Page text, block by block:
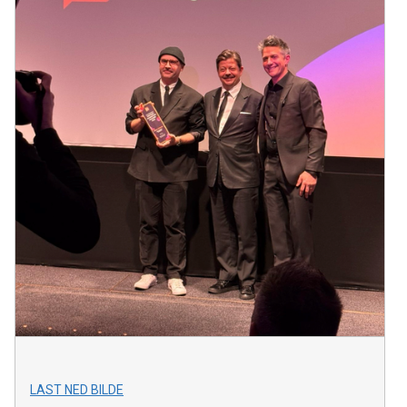
LAST NED BILDE